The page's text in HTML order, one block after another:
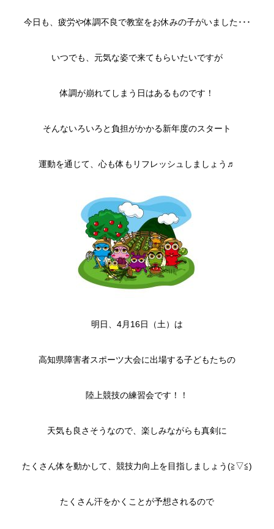
今日も、疲労や体調不良で教室をお休みの子がいました･･･
いつでも、元気な姿で来てもらいたいですが
体調が崩れてしまう日はあるものです！
そんないろいろと負担がかかる新年度のスタート
運動を通じて、心も体もリフレッシュしましょう♬
明日、4月16日（土）は
高知県障害者スポーツ大会に出場する子どもたちの
陸上競技の練習会です！！
天気も良さそうなので、楽しみながらも真剣に
たくさん体を動かして、競技力向上を目指しましょう(≧▽≦)
たくさん汗をかくことが予想されるので